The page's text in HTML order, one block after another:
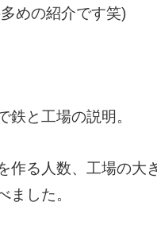
めの紹介です笑)
鉄と工場の説明。
作る人数、工場の大
ました。